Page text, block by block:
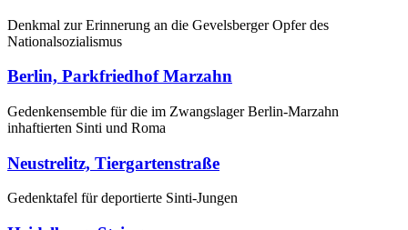
Denkmal zur Erinnerung an die Gevelsberger Opfer des
Nationalsozialismus
Berlin, Parkfriedhof Marzahn
Gedenkensemble für die im Zwangslager Berlin-Marzahn
inhaftierten Sinti und Roma
Neustrelitz, Tiergartenstraße
Gedenktafel für deportierte Sinti-Jungen